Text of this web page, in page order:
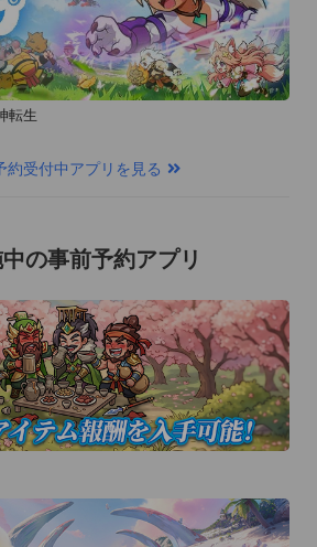
転生
約受付中アプリを見る
の事前予約アプリ